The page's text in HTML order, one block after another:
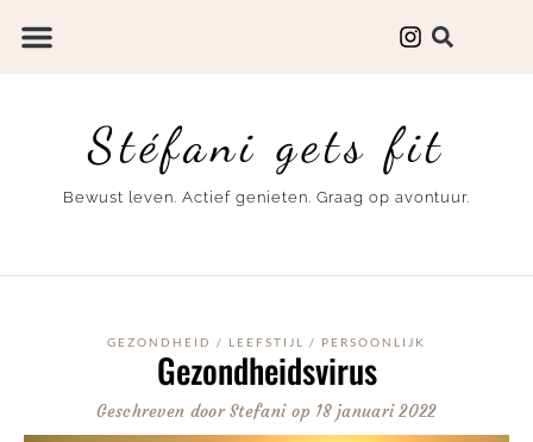
Stéfani gets fit
Bewust leven. Actief genieten. Graag op avontuur.
GEZONDHEID / LEEFSTIJL / PERSOONLIJK
Gezondheidsvirus
Geschreven doorStefani op 18 januari 2022